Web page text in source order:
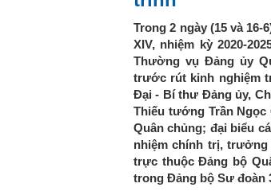
Trong 2 ngày (15 và
XIV, nhiệm kỳ 2020-
Thường vụ Đảng ủy
trước rút kinh nghiệm
Đại - Bí thư Đảng ủy,
Thiếu tướng Trần
Quân chủng; đại biểu
nhiệm chính trị,
trực thuộc Đảng bộ
trong Đảng bộ Sư đoàn